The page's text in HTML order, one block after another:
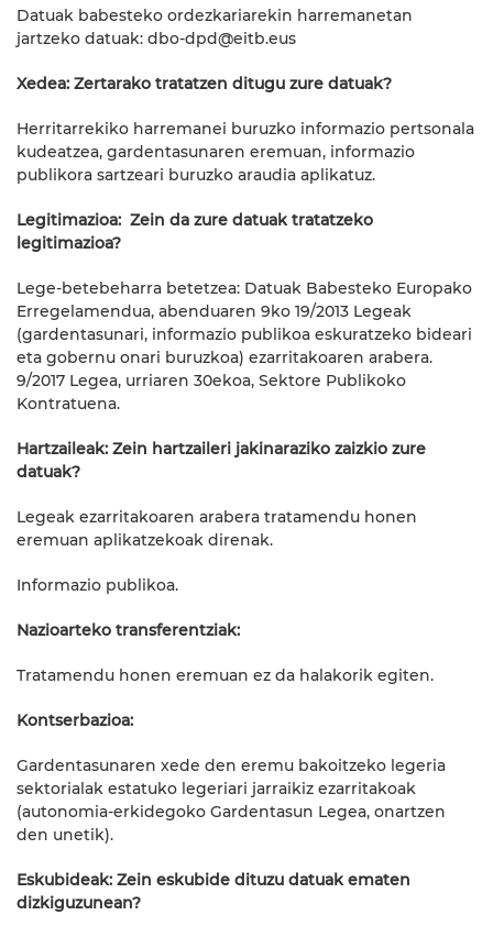
Datuak babesteko ordezkariarekin harremanetan
jartzeko datuak: dbo-dpd@eitb.eus
Xedea: Zertarako tratatzen ditugu zure datuak?
Herritarrekiko harremanei buruzko informazio pertsonala
kudeatzea, gardentasunaren eremuan, informazio
publikora sartzeari buruzko araudia aplikatuz.
Legitimazioa: Zein da zure datuak tratatzeko
legitimazioa?
Lege-betebeharra betetzea: Datuak Babesteko Europako
Erregelamendua, abenduaren 9ko 19/2013 Legeak
(gardentasunari, informazio publikoa eskuratzeko bideari
eta gobernu onari buruzkoa) ezarritakoaren arabera.
9/2017 Legea, urriaren 30ekoa, Sektore Publikoko
Kontratuena.
Hartzaileak: Zein hartzaileri jakinaraziko zaizkio zure
datuak?
Legeak ezarritakoaren arabera tratamendu honen
eremuan aplikatzekoak direnak.
Informazio publikoa.
Nazioarteko transferentziak:
Tratamendu honen eremuan ez da halakorik egiten.
Kontserbazioa:
Gardentasunaren xede den eremu bakoitzeko legeria
sektorialak estatuko legeriari jarraikiz ezarritakoak
(autonomia-erkidegoko Gardentasun Legea, onartzen
den unetik).
Eskubideak: Zein eskubide dituzu datuak ematen
dizkiguzunean?